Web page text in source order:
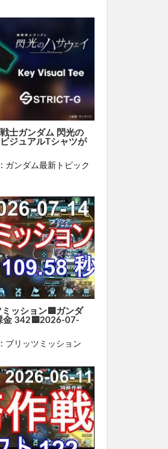
士ガンダム 閃光の
ジュアルTシャツが
ガンダム最新トピック
ミッション🟦ガンダ
金 342🟦2026-07-
ブリッツミッション